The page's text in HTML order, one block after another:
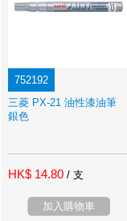
752192
三菱 PX-21 油性漆油筆
銀色
HK$ 14.80 / 支
加入購物車